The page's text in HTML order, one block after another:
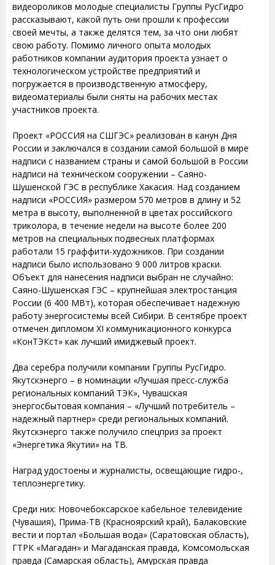
видеороликов молодые специалисты Группы РусГидро
рассказывают, какой путь они прошли к профессии
своей мечты, а также делятся тем, за что они любят
свою работу. Помимо личного опыта молодых
работников компании аудитория проекта узнает о
технологическом устройстве предприятий и
погружается в производственную атмосферу,
видеоматериалы были сняты на рабочих местах
участников проекта.
Проект «РОССИЯ на СШГЭС» реализован в канун Дня
России и заключался в создании самой большой в мире
надписи с названием страны и самой большой в России
надписи на техническом сооружении – Саяно-
Шушенской ГЭС в республике Хакасия. Над созданием
надписи «РОССИЯ» размером 570 метров в длину и 52
метра в высоту, выполненной в цветах российского
триколора, в течение недели на высоте более 200
метров на специальных подвесных платформах
работали 15 граффити-художников. При создании
надписи было использовано 9 000 литров краски.
Объект для нанесения надписи выбран не случайно:
Саяно-Шушенская ГЭС – крупнейшая электростанция
России (6 400 МВт), которая обеспечивает надежную
работу энергосистемы всей Сибири. В сентябре проект
отмечен дипломом XI коммуникационного конкурса
«КонТЭКст» как лучший имиджевый проект.
Два серебра получили компании Группы РусГидро.
Якутскэнерго – в номинации «Лучшая пресс-служба
региональных компаний ТЭК», Чувашская
энергосбытовая компания – «Лучший потребитель –
надежный партнер» среди региональных компаний.
Якутскэнерго также получило спецприз за проект
«Энергетика Якутии» на ТВ.
Наград удостоены и журналисты, освещающие гидро-,
теплоэнергетику.
Среди них: Новочебоксарское кабельное телевидение
(Чувашия), Прима-ТВ (Красноярский край), Балаковские
вести и портал «Большая вода» (Саратовская область),
ГТРК «Магадан» и Магаданская правда, Комсомольская
правда (Самарская область), Амурская правда